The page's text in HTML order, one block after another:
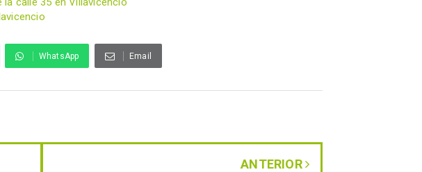
WhatsApp Email
ANTERIOR